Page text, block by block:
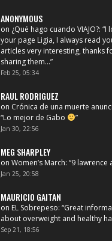
ANONYMOUS
on ¿Qué hago cuando VIAJO?: “I
your page Ligia, I always read
articles very interesting, thanks
sharing them…”
Feb 25, 05:34
RAUL RODRIGUEZ
on Crónica de una muerte
“Lo mejor de Gabo ”
Jan 30, 22:56
MEG SHARPLEY
onWomen’s March: “9 lawrence
Jan 25, 20:58
MAURICIO GAITAN
on EL Sobrepeso: “Great
about overweight and healthy
Sep 21, 18:56